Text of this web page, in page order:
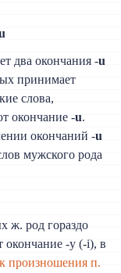
два окончания -u
принимает
слова,
окончание -u.
окончаний -u
мужского рода
ж. род гораздо
-y (-i), в
произношения п.